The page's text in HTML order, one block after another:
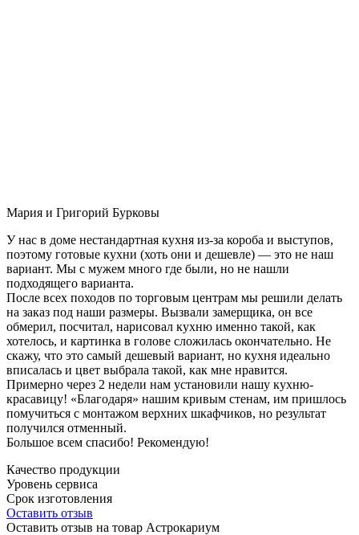
Мария и Григорий Бурковы
У нас в доме нестандартная кухня из-за короба и выступов,
поэтому готовые кухни (хоть они и дешевле) — это не наш
вариант. Мы с мужем много где были, но не нашли
подходящего варианта.
После всех походов по торговым центрам мы решили делать
на заказ под наши размеры. Вызвали замерщика, он все
обмерил, посчитал, нарисовал кухню именно такой, как
хотелось, и картинка в голове сложилась окончательно. Не
скажу, что это самый дешевый вариант, но кухня идеально
вписалась и цвет выбрала такой, как мне нравится.
Примерно через 2 недели нам установили нашу кухню-
красавицу! «Благодаря» нашим кривым стенам, им пришлось
помучиться с монтажом верхних шкафчиков, но результат
получился отменный.
Большое всем спасибо! Рекомендую!
Качество продукции
Уровень сервиса
Срок изготовления
Оставить отзыв
Оставить отзыв на товар Астрокариум